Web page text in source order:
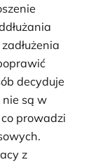
decyduje
nie są w
prowadzi
z